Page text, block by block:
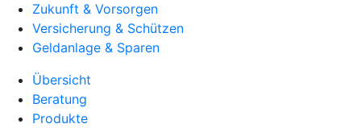
Zukunft & Vorsorgen
Versicherung & Schützen
Geldanlage & Sparen
Übersicht
Beratung
Produkte